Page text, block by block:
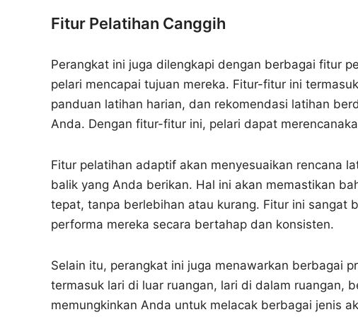
Fitur Pelatihan Canggih
Perangkat ini juga dilengkapi dengan berbagai fitur
pelari mencapai tujuan mereka. Fitur-fitur ini
panduan latihan harian, dan rekomendasi latihan
Anda. Dengan fitur-fitur ini, pelari dapat
Fitur pelatihan adaptif akan menyesuaikan rencana
balik yang Anda berikan. Hal ini akan memastikan
tepat, tanpa berlebihan atau kurang. Fitur ini sangat
performa mereka secara bertahap dan konsisten.
Selain itu, perangkat ini juga menawarkan berbagai
termasuk lari di luar ruangan, lari di dalam ruangan,
memungkinkan Anda untuk melacak berbagai jenis